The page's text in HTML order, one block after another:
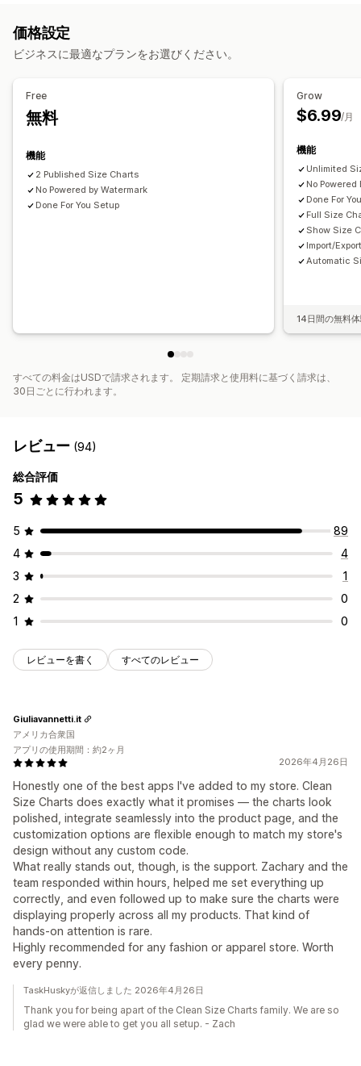
動画 分析
ドラッグ&ドロップエディタ
カスタムCSS
色とフォント
フローティングチャート
商品ページ
コレクションページ モバイル対応
ファイルのアップロード
カスタムHTML サイズ表 プレビュー
翻訳
価格設定
ビジネスに最適なプランをお選びください。
Free
無料
機能
2 Published Size Charts
No Powered by Watermark
Done For You Setup
Grow
$6.99/月
機能
Unlimited
No
Done For
Full Size
Show Size
Import/
Automatic
14日間の無料
すべての料金はUSDで請求されます。 定期請求と使用料に基づく請求は、
30日ごとに行われます。
レビュー (94)
総合評価
5
5
89
4
4
3
1
2
0
1
0
レビューを書く すべてのレビュー
2026年4月26日
Honestly one of the best apps I've added to my store. Clean
Size Charts does exactly what it promises — the charts look
polished, integrate seamlessly into the product page, and the
customization options are flexible enough to match my store's
design without any custom code.
What really stands out, though, is the support. Zachary and the
team responded within hours, helped me set everything up
correctly, and even followed up to make sure the charts were
displaying properly across all my products. That kind of
hands-on attention is rare.
Highly recommended for any fashion or apparel store. Worth
every penny.
Giuliavannetti.it
アメリカ合衆国
アプリの使用期間：約2ヶ月
TaskHuskyが返信しました 2026年4月26日
Thank you for being apart of the Clean Size Charts family. We are so
glad we were able to get you all setup. - Zach